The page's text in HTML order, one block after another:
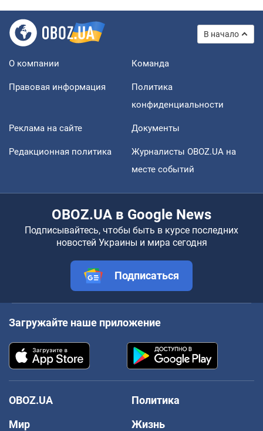
В начало
О компании Команда
Правовая информация
Политика
конфиденциальности
Реклама на сайте Документы
Редакционная политика
Журналисты OBOZ.UA на
месте событий
OBOZ.UA в Google News
Подписывайтесь, чтобы быть в курсе последних
новостей Украины и мира сегодня
Подписаться
Загружайте наше приложение
OBOZ.UA
Политика
Мир
Жизнь